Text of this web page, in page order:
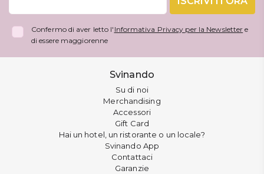
Confermo di aver letto l' Informativa Privacy per la Newsletter e
di essere maggiorenne
Svinando
Su di noi
Merchandising
Accessori
Gift Card
Hai un hotel, un ristorante o un locale?
Svinando App
Contattaci
Garanzie